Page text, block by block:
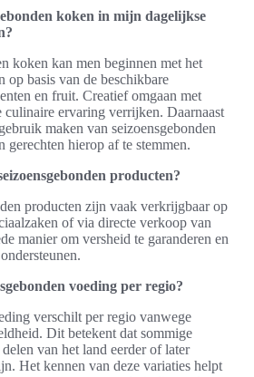
koken in mijn dagelijkse
koken kan men beginnen met het
op basis van de beschikbare
en fruit. Creatief omgaan met
culinaire ervaring verrijken. Daarnaast
maken van seizoensgebonden
gerechten hierop af te stemmen.
producten?
producten zijn vaak verkrijgbaar op
of via directe verkoop van
manier om versheid te garanderen en
voeding per regio?
verschilt per regio vanwege
Dit betekent dat sommige
van het land eerder of later
Het kennen van deze variaties helpt